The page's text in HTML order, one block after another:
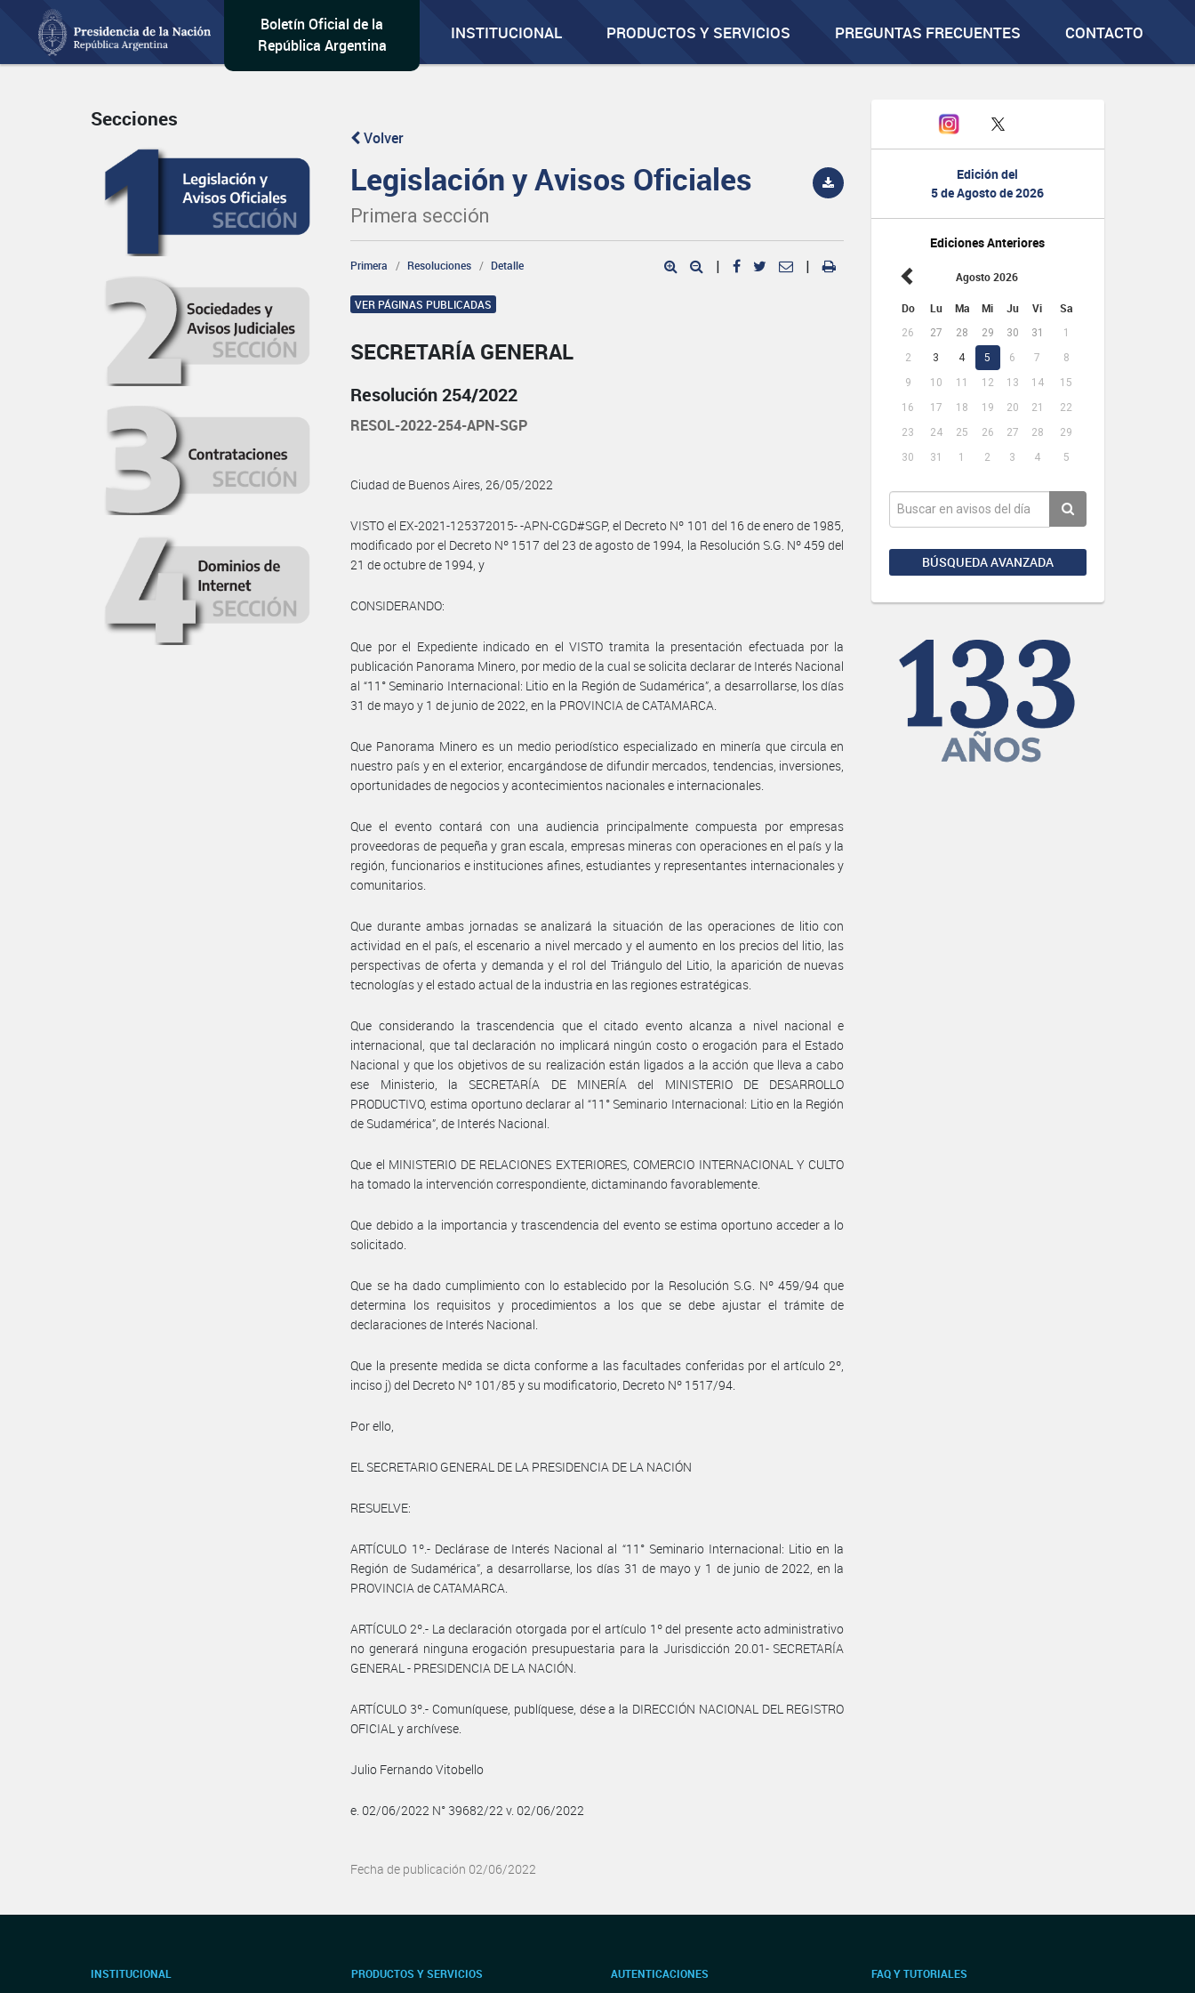
Boletín Oficial de la
República Argentina
INSTITUCIONAL PRODUCTOS Y SERVICIOS PREGUNTAS FRECUENTES CONTACTO
Edición del
5 de Agosto de 2026
Ediciones Anteriores
Agosto 2026
Do Lu Ma Mi Ju Vi Sa
26 27 28 29 30 31
1
2
3 4 5 6 7
8
9
10 11 12 13 14
15
16
17 18 19 20 21
22
23
24 25 26 27 28
29
30
31 1 2 3 4 5
BÚSQUEDA AVANZADA
Secciones
Volver
Legislación y Avisos Oficiales
Primera sección
Primera Resoluciones Detalle | |
VER PÁGINAS PUBLICADAS
SECRETARÍA GENERAL
Resolución 254/2022
RESOL-2022-254-APN-SGP
Ciudad de Buenos Aires, 26/05/2022
VISTO el EX-2021-125372015- -APN-CGD#SGP, el Decreto Nº 101 del 16 de enero de 1985,
modificado por el Decreto Nº 1517 del 23 de agosto de 1994, la Resolución S.G. Nº 459 del
21 de octubre de 1994, y
CONSIDERANDO:
Que por el Expediente indicado en el VISTO tramita la presentación efectuada por la
publicación Panorama Minero, por medio de la cual se solicita declarar de Interés Nacional
al “11° Seminario Internacional: Litio en la Región de Sudamérica”, a desarrollarse, los días
31 de mayo y 1 de junio de 2022, en la PROVINCIA de CATAMARCA.
Que Panorama Minero es un medio periodístico especializado en minería que circula en
nuestro país y en el exterior, encargándose de difundir mercados, tendencias, inversiones,
oportunidades de negocios y acontecimientos nacionales e internacionales.
Que el evento contará con una audiencia principalmente compuesta por empresas
proveedoras de pequeña y gran escala, empresas mineras con operaciones en el país y la
región, funcionarios e instituciones afines, estudiantes y representantes internacionales y
comunitarios.
Que durante ambas jornadas se analizará la situación de las operaciones de litio con
actividad en el país, el escenario a nivel mercado y el aumento en los precios del litio, las
perspectivas de oferta y demanda y el rol del Triángulo del Litio, la aparición de nuevas
tecnologías y el estado actual de la industria en las regiones estratégicas.
Que considerando la trascendencia que el citado evento alcanza a nivel nacional e
internacional, que tal declaración no implicará ningún costo o erogación para el Estado
Nacional y que los objetivos de su realización están ligados a la acción que lleva a cabo
ese Ministerio, la SECRETARÍA DE MINERÍA del MINISTERIO DE DESARROLLO
PRODUCTIVO, estima oportuno declarar al “11° Seminario Internacional: Litio en la Región
de Sudamérica”, de Interés Nacional.
Que el MINISTERIO DE RELACIONES EXTERIORES, COMERCIO INTERNACIONAL Y CULTO
ha tomado la intervención correspondiente, dictaminando favorablemente.
Que debido a la importancia y trascendencia del evento se estima oportuno acceder a lo
solicitado.
Que se ha dado cumplimiento con lo establecido por la Resolución S.G. Nº 459/94 que
determina los requisitos y procedimientos a los que se debe ajustar el trámite de
declaraciones de Interés Nacional.
Que la presente medida se dicta conforme a las facultades conferidas por el artículo 2º,
inciso j) del Decreto Nº 101/85 y su modificatorio, Decreto Nº 1517/94.
Por ello,
EL SECRETARIO GENERAL DE LA PRESIDENCIA DE LA NACIÓN
RESUELVE:
ARTÍCULO 1º.- Declárase de Interés Nacional al “11° Seminario Internacional: Litio en la
Región de Sudamérica”, a desarrollarse, los días 31 de mayo y 1 de junio de 2022, en la
PROVINCIA de CATAMARCA.
ARTÍCULO 2º.- La declaración otorgada por el artículo 1º del presente acto administrativo
no generará ninguna erogación presupuestaria para la Jurisdicción 20.01- SECRETARÍA
GENERAL - PRESIDENCIA DE LA NACIÓN.
ARTÍCULO 3º.- Comuníquese, publíquese, dése a la DIRECCIÓN NACIONAL DEL REGISTRO
OFICIAL y archívese.
Julio Fernando Vitobello
e. 02/06/2022 N° 39682/22 v. 02/06/2022
Fecha de publicación 02/06/2022
INSTITUCIONAL PRODUCTOS Y SERVICIOS AUTENTICACIONES FAQ Y TUTORIALES